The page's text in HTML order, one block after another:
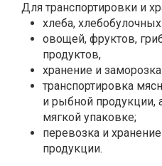
Для транспортировки и
хлеба,
овощей, фруктов,
продуктов,
хранение и
транспортировка
и рыбной продукции,
мягкой упаковке;
перевозка и
продукции.